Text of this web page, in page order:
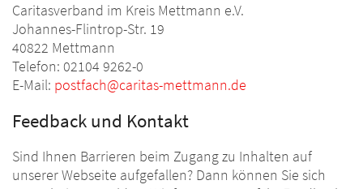
Caritasverband im Kreis Mettmann e.V.
Johannes-Flintrop-Str. 19
40822 Mettmann
Telefon: 02104 9262-0
E-Mail: postfach@caritas-mettmann.de
Feedback und Kontakt
Sind Ihnen Barrieren beim Zugang zu Inhalten auf
unserer Webseite aufgefallen? Dann können Sie sich